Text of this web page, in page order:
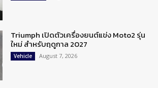
Triumph เปิดตัวเครื่องยนต์แข่ง Moto2 รุ่น
ใหม่ สำหรับฤดูกาล 2027
Vehicle August 7, 2026